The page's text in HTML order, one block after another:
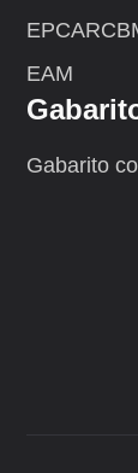
EPCAR
EAM
Gabarito